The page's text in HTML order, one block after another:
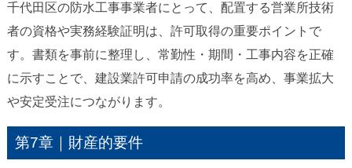
千代田区の防水工事事業者にとって、配置する営業所技術
者の資格や実務経験証明は、許可取得の重要ポイントで
す。書類を事前に整理し、常勤性・期間・工事内容を正確
に示すことで、建設業許可申請の成功率を高め、事業拡大
や安定受注につながります。
第7章｜財産的要件